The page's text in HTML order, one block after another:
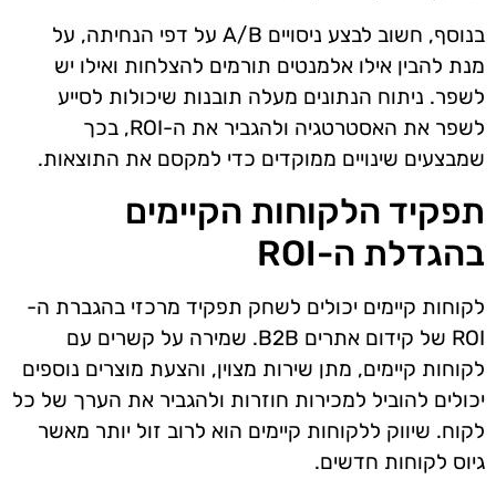
בנוסף, חשוב לבצע ניסויים A/B על דפי הנחיתה, על
מנת להבין אילו אלמנטים תורמים להצלחות ואילו יש
לשפר. ניתוח הנתונים מעלה תובנות שיכולות לסייע
לשפר את האסטרטגיה ולהגביר את ה-ROI, בכך
שמבצעים שינויים ממוקדים כדי למקסם את התוצאות.
תפקיד הלקוחות הקיימים
בהגדלת ה-ROI
לקוחות קיימים יכולים לשחק תפקיד מרכזי בהגברת ה-
ROI של קידום אתרים B2B. שמירה על קשרים עם
לקוחות קיימים, מתן שירות מצוין, והצעת מוצרים נוספים
יכולים להוביל למכירות חוזרות ולהגביר את הערך של כל
לקוח. שיווק ללקוחות קיימים הוא לרוב זול יותר מאשר
גיוס לקוחות חדשים.